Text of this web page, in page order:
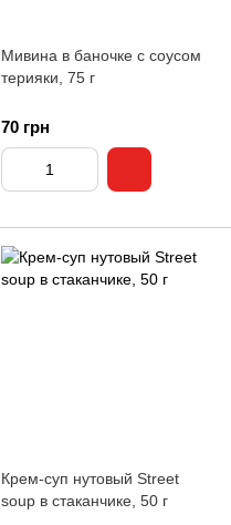
Мивина в баночке с соусом
терияки, 75 г
70 грн
Крем-суп нутовый Street
soup в стаканчике, 50 г